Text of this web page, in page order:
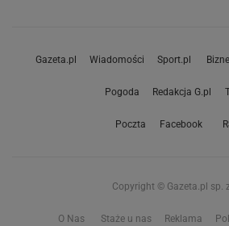
Gazeta.pl Wiadomości Sport.pl
Pogoda Redakcja G.pl
Poczta Facebook
Copyright © Gazeta.pl sp.
O Nas Staże u nas Reklama